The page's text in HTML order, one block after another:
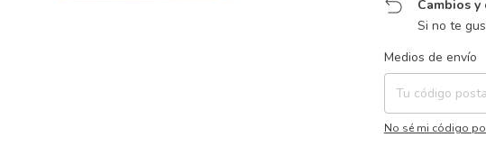
Cambios
Si no te
Entregas para el CP:
Medios de envío
No sé mi código